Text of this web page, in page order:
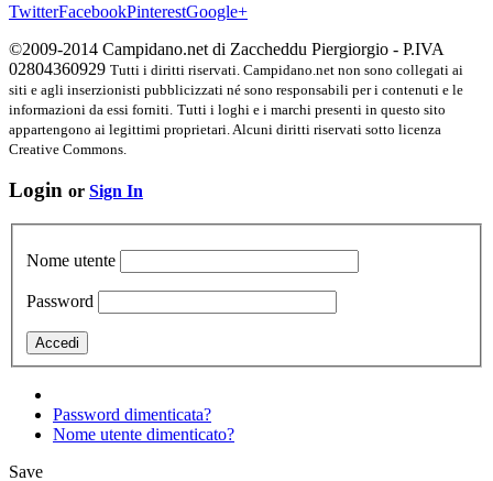
TwitterFacebookPinterestGoogle+
©2009-2014 Campidano.net di Zaccheddu Piergiorgio - P.IVA
02804360929 Tutti i diritti riservati. Campidano.net non sono collegati ai
siti e agli inserzionisti pubblicizzati né sono responsabili per i contenuti e le
informazioni da essi forniti. Tutti i loghi e i marchi presenti in questo sito
appartengono ai legittimi proprietari. Alcuni diritti riservati sotto licenza
Creative Commons.
Login or Sign In
Nome utente
Password
Password dimenticata?
Nome utente dimenticato?
Save